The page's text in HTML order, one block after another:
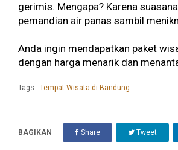
gerimis. Mengapa? Karena
pemandian air panas sambil
Anda ingin mendapatkan paket
dengan harga menarik dan
Tags : Tempat Wisata di Bandung
BAGIKAN Share Tweet